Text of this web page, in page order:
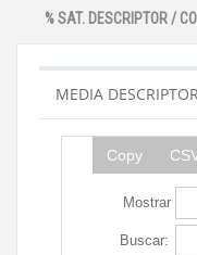
% SAT. DESCRIPTOR /
MEDIA
Copy
Mostrar
Buscar: